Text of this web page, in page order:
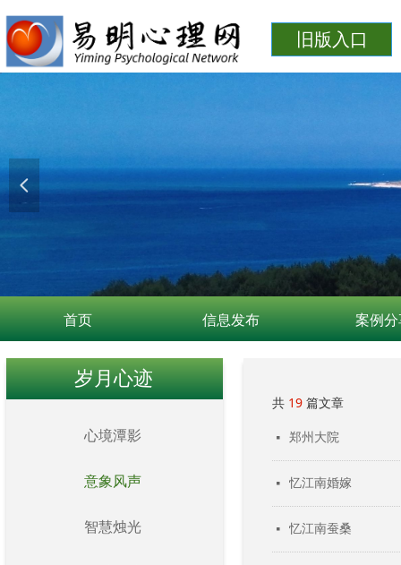
旧版入口
首页 信息发布 案例
넳
岁月心迹
心境潭影
意象风声
智慧烛光
共 19 篇文章
넷 郑州大院
넷 忆江南婚嫁
넷 忆江南蚕桑